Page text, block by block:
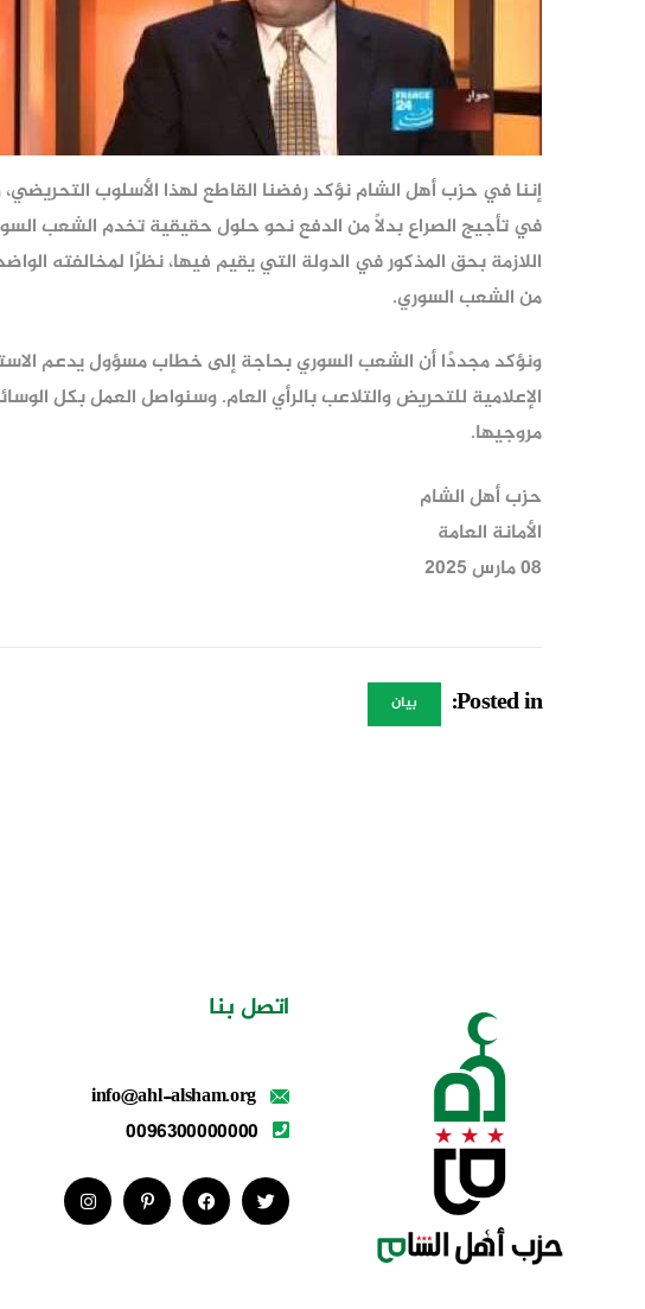
إننا في حزب أهل الشام نؤكد رفضنا القاطع لهذا الأسلوب
في تأجيج الصراع بدلاً من الدفع نحو حلول حقيقية تخدم الشعب
اللازمة بحق المذكور في الدولة التي يقيم فيها، نظرًا لمخالفته
من الشعب السوري.
ونؤكد مجددًا أن الشعب السوري بحاجة إلى خطاب مسؤول يدعم
الإعلامية للتحريض والتلاعب بالرأي العام. وسنواصل العمل بكل
مروجيها.
حزب أهل الشام
الأمانة العامة
08 مارس 2025
Posted in: بيان
اتصل بنا
info@ahl-alsham.org
0096300000000